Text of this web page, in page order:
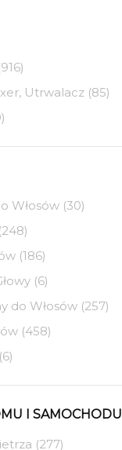
Utrwalacz (85)
Włosów (30)
(186)
(6)
do Włosów (257)
(458)
I SAMOCHODU
(277)